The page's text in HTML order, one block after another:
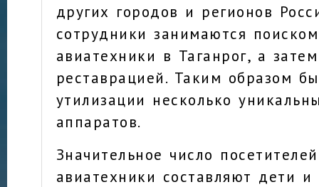
других городов и регионов
сотрудники занимаются
авиатехники в Таганрог, а
реставрацией. Таким образом
утилизации несколько
аппаратов.
Значительное число
авиатехники составляют дети